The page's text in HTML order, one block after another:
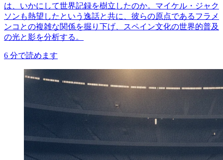
は、いかにして世界記録を樹立したのか。マイケル・ジャク
ソンも熱望したという逸話と共に、彼らの原点であるフラメ
ンコとの複雑な関係を掘り下げ、スペイン文化の世界的普及
の光と影を分析する。
6 分で読めます